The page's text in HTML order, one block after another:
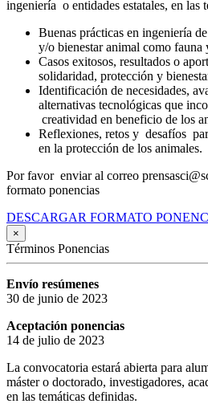
ingeniería o entidades estatales, en las
Buenas prácticas en ingeniería
y/o bienestar animal como fauna
Casos exitosos, resultados o
solidaridad, protección y
Identificación de necesidades,
alternativas tecnológicas que
creatividad en beneficio de los
Reflexiones, retos y desafíos
en la protección de los animales.
Por favor enviar al correo
formato ponencias
DESCARGAR FORMATO
×
Términos Ponencias
Envío resúmenes
30 de junio de 2023
Aceptación ponencias
14 de julio de 2023
La convocatoria estará abierta para
máster o doctorado, investigadores,
en las temáticas definidas.